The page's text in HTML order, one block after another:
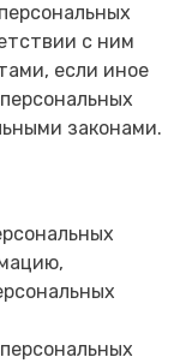
с ним
если иное
законами.